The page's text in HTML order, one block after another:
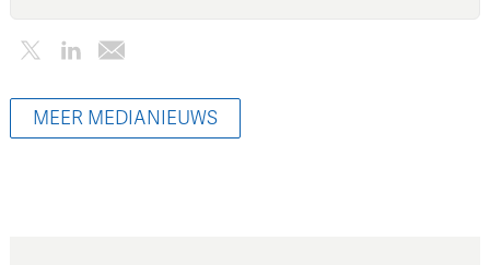
MEER MEDIANIEUWS